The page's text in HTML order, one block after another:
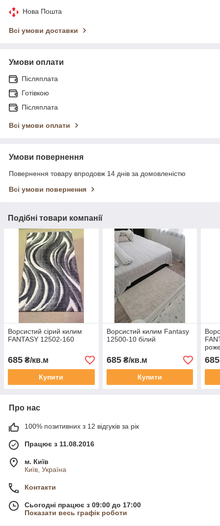
Нова Пошта
Всі умови доставки
Умови оплати
Післяплата
Готівкою
Післяплата
Всі умови оплати
Умови повернення
Повернення товару впродовж 14 днів за домовленістю
Всі умови повернення
Подібні товари компанії
Ворсистий сірий килим
FANTASY 12502-160
685 ₴/кв.м
Купити
Ворсистий килим Fantasy
12500-10 білий
685₴/кв.м
Купити
685
Про нас
100% позитивних з 12 відгуків за рік
Працює з 11.08.2016
м. Київ
Київ, Україна
Контакти
Сьогодні працює з 09:00 до 17:00
Показати весь графік роботи